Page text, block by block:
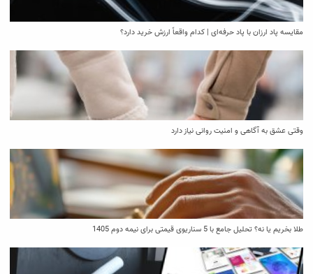
مقایسه پاد ارزان با پاد حرفه‌ای | کدام واقعاً ارزش خرید دارد؟
وقتی عشق به آگاهی و امنیت روانی نیاز دارد
طلا بخریم یا نه؟ تحلیل جامع با 5 سناریوی قیمتی برای نیمه دوم 1405